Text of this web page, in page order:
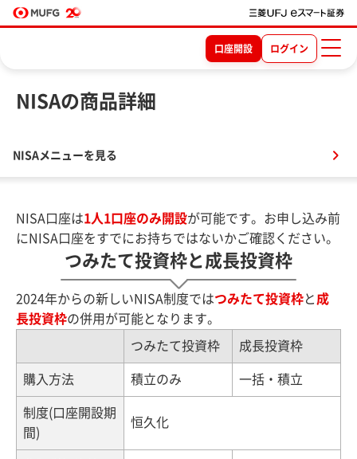
口座開設 ログイン
NISAの商品詳細
NISA口座は1人1口座のみ開設が可能です。お申し込み前
にNISA口座をすでにお持ちではないかご確認ください。
つみたて投資枠と成長投資枠
2024年からの新しいNISA制度ではつみたて投資枠と 成
長投資枠の併用が可能となります。
つみたて投資枠 成長投資枠
購入方法 積立のみ 一括・積立
制度(口座開設期
間)
恒久化
NISAメニューを見る